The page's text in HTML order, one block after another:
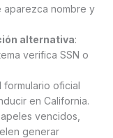
aparezca nombre y
alternativa:
verifica SSN o
formulario oficial
en California.
vencidos,
generar